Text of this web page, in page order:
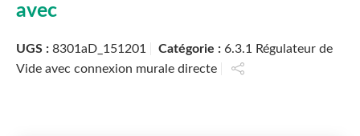
avec
UGS : 8301aD_151201 Catégorie : 6.3.1 Régulateur de
Vide avec connexion murale directe